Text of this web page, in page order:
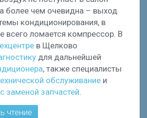
более чем очевидна – выход
кондиционирования, в
всего ломается компрессор. В
в Щелково
для дальнейшей
, также специалисты
обслуживание и
с заменой запчастей
чтение